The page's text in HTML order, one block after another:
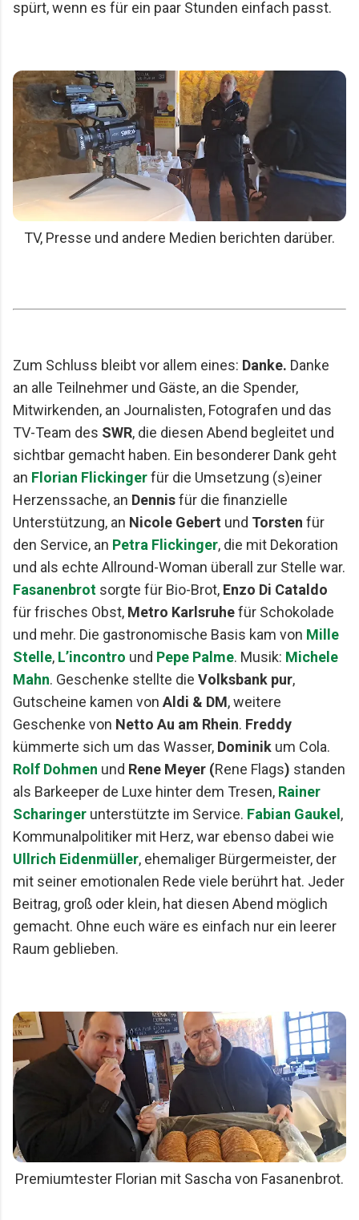
spürt, wenn es für ein paar Stunden einfach passt.
TV, Presse und andere Medien berichten darüber.
Zum Schluss bleibt vor allem eines: Danke. Danke
an alle Teilnehmer und Gäste, an die Spender,
Mitwirkenden, an Journalisten, Fotografen und das
TV-Team des SWR, die diesen Abend begleitet und
sichtbar gemacht haben. Ein besonderer Dank geht
an Florian Flickingerfür die Umsetzung (s)einer
Herzenssache, an Dennisfür die finanzielle
Unterstützung, an Nicole Gebert und Torsten für
den Service, an Petra Flickinger, die mit Dekoration
und als echte Allround-Woman überall zur Stelle war.
Fasanenbrot sorgte für Bio-Brot, Enzo Di Cataldo
für frisches Obst, Metro Karlsruhefür Schokolade
und mehr. Die gastronomische Basis kam von Mille
Stelle, L’incontro und Pepe Palme. Musik: Michele
Mahn. Geschenke stellte die Volksbank pur,
Gutscheine kamen von Aldi & DM, weitere
Geschenke von Netto Au am Rhein. Freddy
kümmerte sich um das Wasser, Dominik um Cola.
Rolf Dohmen und Rene Meyer (Rene Flags) standen
als Barkeeper de Luxe hinter dem Tresen, Rainer
Scharinger unterstützte im Service. Fabian Gaukel ,
Kommunalpolitiker mit Herz, war ebenso dabei wie
Ullrich Eidenmüller, ehemaliger Bürgermeister, der
mit seiner emotionalen Rede viele berührt hat. Jeder
Beitrag, groß oder klein, hat diesen Abend möglich
gemacht. Ohne euch wäre es einfach nur ein leerer
Raum geblieben.
Premiumtester Florian mit Sascha von Fasanenbrot.